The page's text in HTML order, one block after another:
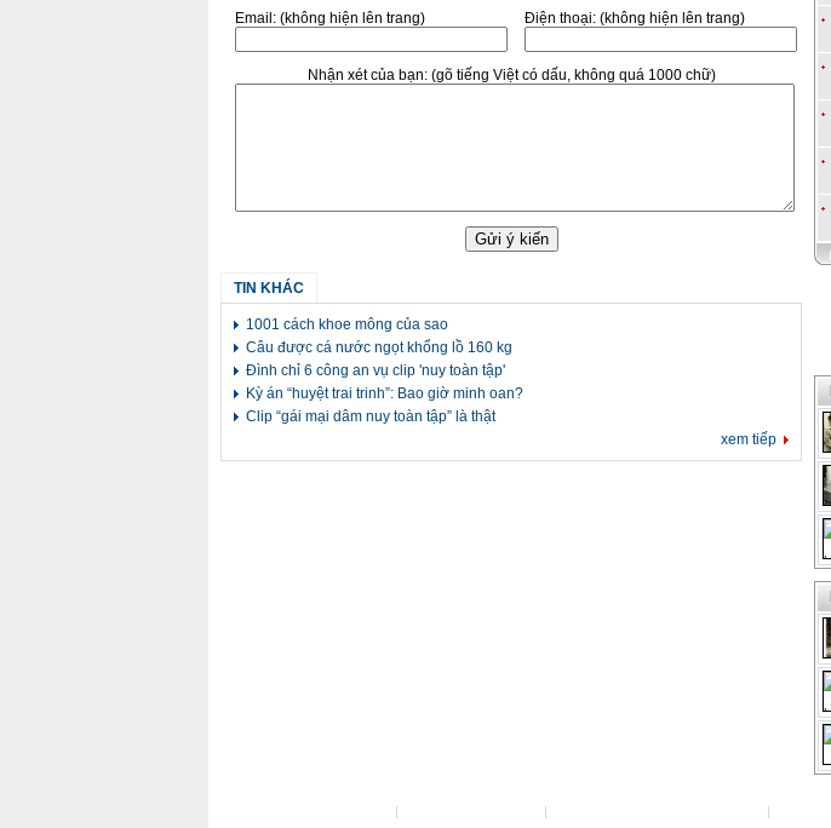
Email: (không hiện lên trang) Điện thoại: (không hiện lên trang)
Nhận xét của bạn: (gõ tiếng Việt có dấu, không quá 1000 chữ)
TIN KHÁC
1001 cách khoe mông của sao
Câu được cá nước ngọt khổng lồ 160 kg
Đình chỉ 6 công an vụ clip 'nuy toàn tập'
Kỳ án “huyệt trai trinh”: Bao giờ minh oan?
Clip “gái mại dâm nuy toàn tập” là thật
xem tiếp